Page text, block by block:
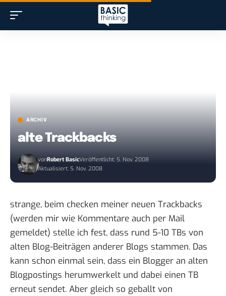
ARCHIV
alte Trackbacks
vonRobert BasicVeröffentlicht: 5. Nov. 2008
Aktualisiert: 5. Nov. 2008
strange, beim checken meiner neuen Trackbacks
(werden mir wie Kommentare auch per Mail
gemeldet) stelle ich fest, dass rund 5-10 TBs von
alten Blog-Beiträgen anderer Blogs stammen. Das
kann schon einmal sein, dass ein Blogger an alten
Blogpostings herumwerkelt und dabei einen TB
erneut sendet. Aber gleich so geballt von